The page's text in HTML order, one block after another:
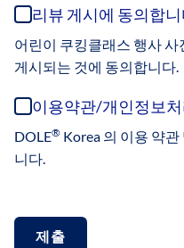
CONSENT
(REQUIRED)
리뷰 게시에 동의합니
어린이 쿠킹클래스 행사
게시되는 것에 동의합니다.
CONSENT
(REQUIRED)
이용약관/개인정보
DOLE® Korea 의 이용 약
니다.
제출